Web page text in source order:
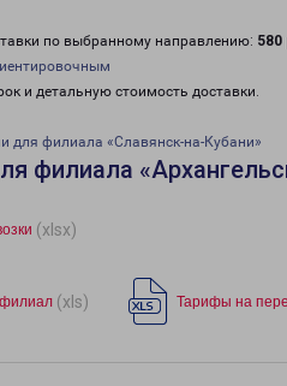
по выбранному направлению: 580
и детальную стоимость доставки.
для филиала «Славянск-на-Кубани»
филиала
(xlsx)
(xls) Тарифы на